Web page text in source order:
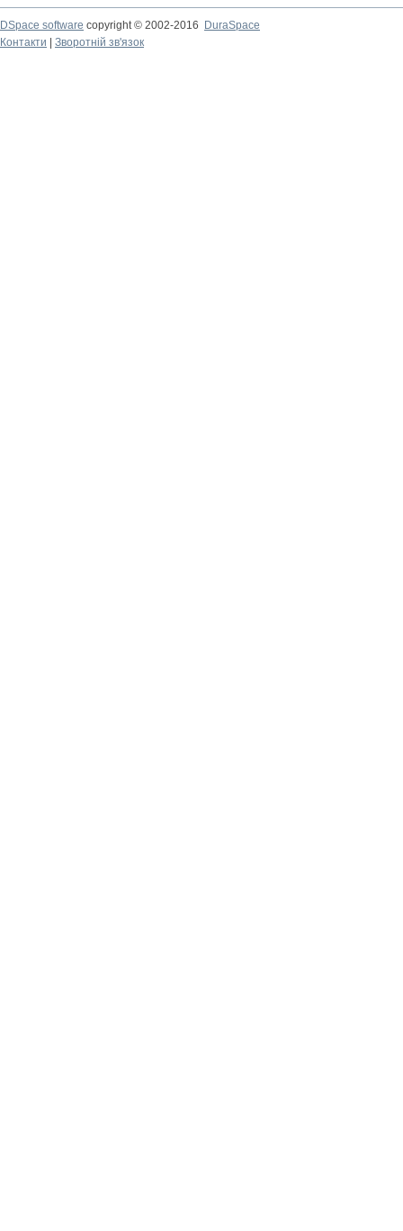
DSpace software copyright © 2002-2016
DuraSpace
Контакти
Зворотній зв'язок